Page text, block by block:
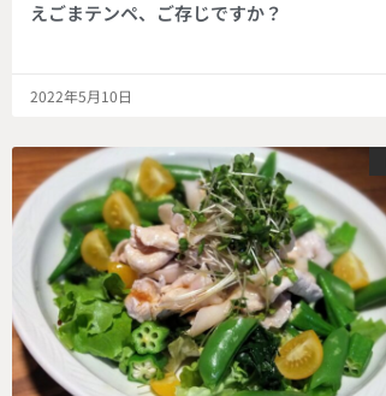
えごまテンペ、ご存じですか？
2022年5月10日